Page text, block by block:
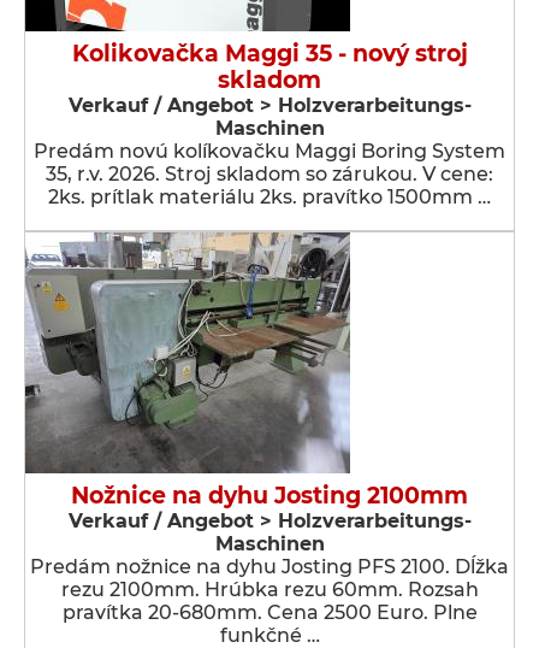
Kolikovačka Maggi 35 - nový stroj
skladom
Verkauf / Angebot > Holzverarbeitungs-
Maschinen
Predám novú kolíkovačku Maggi Boring System
35, r.v. 2026. Stroj skladom so zárukou. V cene:
2ks. prítlak materiálu 2ks. pravítko 1500mm …
Nožnice na dyhu Josting 2100mm
Verkauf / Angebot > Holzverarbeitungs-
Maschinen
Predám nožnice na dyhu Josting PFS 2100. Dĺžka
rezu 2100mm. Hrúbka rezu 60mm. Rozsah
pravítka 20-680mm. Cena 2500 Euro. Plne
funkčné …